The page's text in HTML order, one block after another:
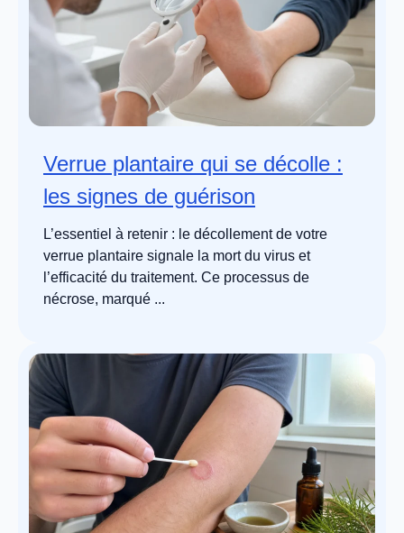
Verrue plantaire qui se décolle :
les signes de guérison
L’essentiel à retenir : le décollement de votre
verrue plantaire signale la mort du virus et
l’efficacité du traitement. Ce processus de
nécrose, marqué ...